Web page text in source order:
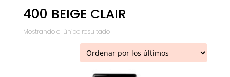
400 BEIGE CLAIR
Mostrando el único resultado